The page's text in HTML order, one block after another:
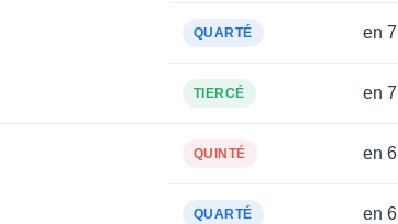
QUARTÉ en 7
TIERCÉ en 7
QUINTÉ en 6
QUARTÉ en 6